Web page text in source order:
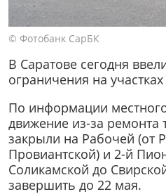
© Фотобанк СарБК
В Саратове сегодня
ограничения на
По информации
движение из-за ремонта
закрыли на Рабочей (от
Провиантской) и 2-й
Соликамской до
завершить до 22 мая.